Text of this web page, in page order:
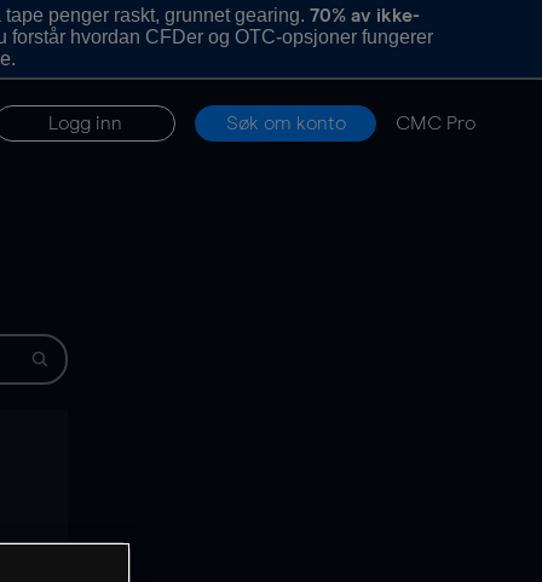
penger raskt, grunnet gearing.70% av ikke-
forstår hvordan CFDer og OTC-opsjoner fungerer
Logg inn Søk om konto CMC Pro